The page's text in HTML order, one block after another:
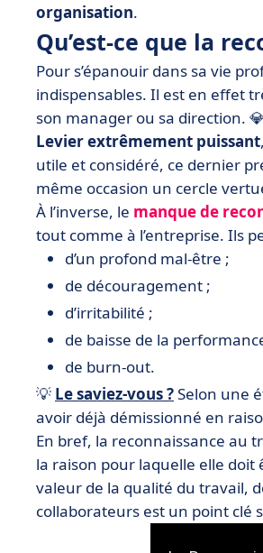
• Reconnaissance au travail
• Reconnaissance au travail
organisation.
Qu’est-ce que la
Pour s’épanouir dans sa vie
indispensables. Il est en effet
son manager ou sa direction. 💎
Levier extrêmement puissant
utile et considéré, ce dernier
même occasion un cercle
À l’inverse, le manque de
tout comme à l’entreprise. Ils
d’un profond mal-être ;
de découragement ;
d’irritabilité ;
de baisse de la
de burn-out.
💡 Le saviez-vous ?Selon une
avoir déjà démissionné en
En bref, la reconnaissance au
la raison pour laquelle elle doit
valeur de la qualité du travail,
collaborateurs est un point clé